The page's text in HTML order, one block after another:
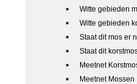
Witte gebieden
Witte gebieden
Staat dit mos er
Staat dit
Meetnet
Meetnet Mossen